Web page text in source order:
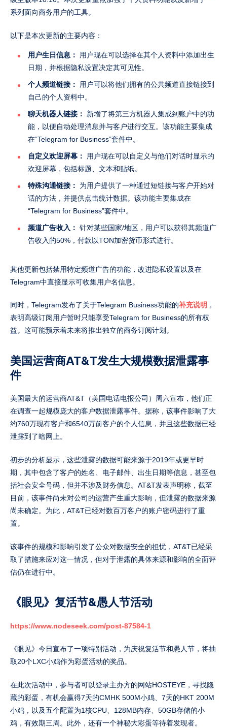
据后台统计的相同联系HOSTEYEFOXCOO 站内归
档
系列面向商务用户的工具。
以下是本次更新的主要内容：
用户生日信息：
用户现在可以选择在其个人资料中添加出生
日期，并根据隐私设置决定其可见性。
个人频道链接：
用户可以将他们拥有的公共频道直接链接到
自己的个人资料中。
聊天机器人链接：
新增了将第三方机器人集成到账户中的功
能，以便自动处理消息并与客户进行交互。该功能主要集成
在“Telegram for Business”套件中。
自定义欢迎屏幕：
用户现在可以自定义与他们对话时显示的
欢迎屏幕，包括标题、文本和贴纸。
特殊沟通链接：
为用户提供了一种通过短链接与客户开始对
话的方法，并提供点击统计数据。该功能主要集成在
“Telegram for Business”套件中。
频道广告收入： 针对某些国家/地区，用户可以获得其频道广
告收入的50%，付款以TON加密货币形式进行。
其他更新包括禁用特定频道广告的功能，改进隐私设置以及在
Telegram中直接显示可收集用户名信息。
同时，Telegram发布了关于Telegram Business功能的补充说明 ，
表明高级订阅用户暂时只能享受Telegram for Business的所有权
益。这可能预示着未来将推出独立的商务订阅计划。
美国运营商AT&T发生大规模数据泄露事
件
美国最大的运营商AT&T（美国电话电报公司）周六宣布，他们正
在调查一起规模庞大的客户数据泄露事件。据称，该事件影响了大
约760万现有客户和6540万前客户的个人信息，并且这些数据已经
泄露到了暗网上。
初步的分析显示，这些泄露的数据可能来源于2019年或更早时
期，其中包含了客户的姓名、电子邮件、出生日期等信息，甚至包
括社会安全号码，但并不涉及财务信息。AT&T发表声明称，截至
目前，该事件尚未对公司的运营产生重大影响，但泄露的数据来源
尚未确定。为此，AT&T已经对数百万客户的账户密码进行了重
置。
该事件的规模和影响引发了公众对数据安全的担忧，AT&T已经采
取了措施来应对这一情况，但对于泄露的具体来源和影响的全面评
估仍在进行中。
《眼见》复活节&愚人节活动
https://www.nodeseek.com/post-87584-1
《眼见》今日宣布了一项特别活动，为庆祝复活节和愚人节，将抽
取20个LXC小鸡作为彩蛋活动的奖品。
在此次活动中，参与者可以登录主办方的网站HOSTEYE，寻找隐
藏的彩蛋，有机会赢得7天的CMHK 500M小鸡、7天的HKT 200M
小鸡，以及五个配置为1核CPU、128MB内存、50GB存储的小
鸡，有效期三周。此外，还有一个神秘大彩蛋等待着发现者。